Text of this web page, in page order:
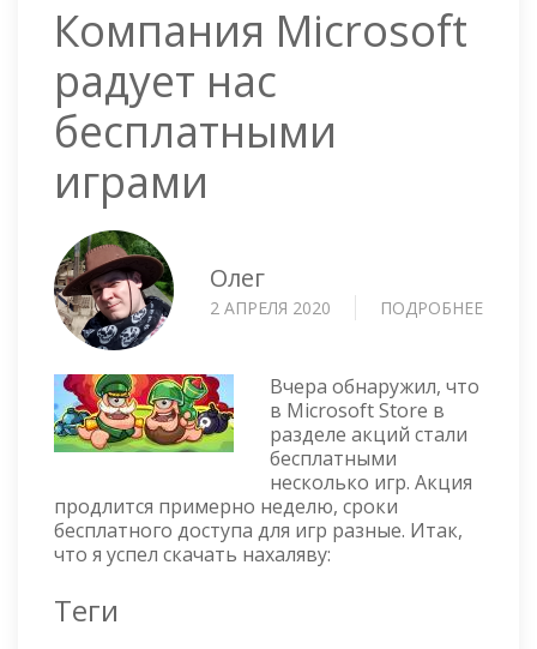
Компания Microsoft
радует нас
бесплатными
играми
Олег
2 АПРЕЛЯ 2020 ПОДРОБНЕЕ
Вчера обнаружил, что
в Microsoft Store в
разделе акций стали
бесплатными
несколько игр. Акция
продлится примерно неделю, сроки
бесплатного доступа для игр разные. Итак,
что я успел скачать нахаляву:
Теги